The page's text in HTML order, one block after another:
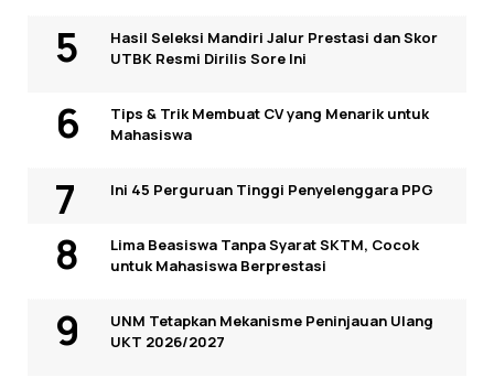
Hasil Seleksi Mandiri Jalur Prestasi dan Skor
UTBK Resmi Dirilis Sore Ini
Tips & Trik Membuat CV yang Menarik untuk
Mahasiswa
Ini 45 Perguruan Tinggi Penyelenggara PPG
Lima Beasiswa Tanpa Syarat SKTM, Cocok
untuk Mahasiswa Berprestasi
UNM Tetapkan Mekanisme Peninjauan Ulang
UKT 2026/2027